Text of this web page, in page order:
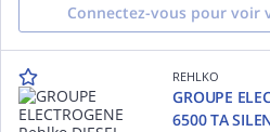
Connectez-vous pour voir
REHLKO
GROUPE
6500 TA